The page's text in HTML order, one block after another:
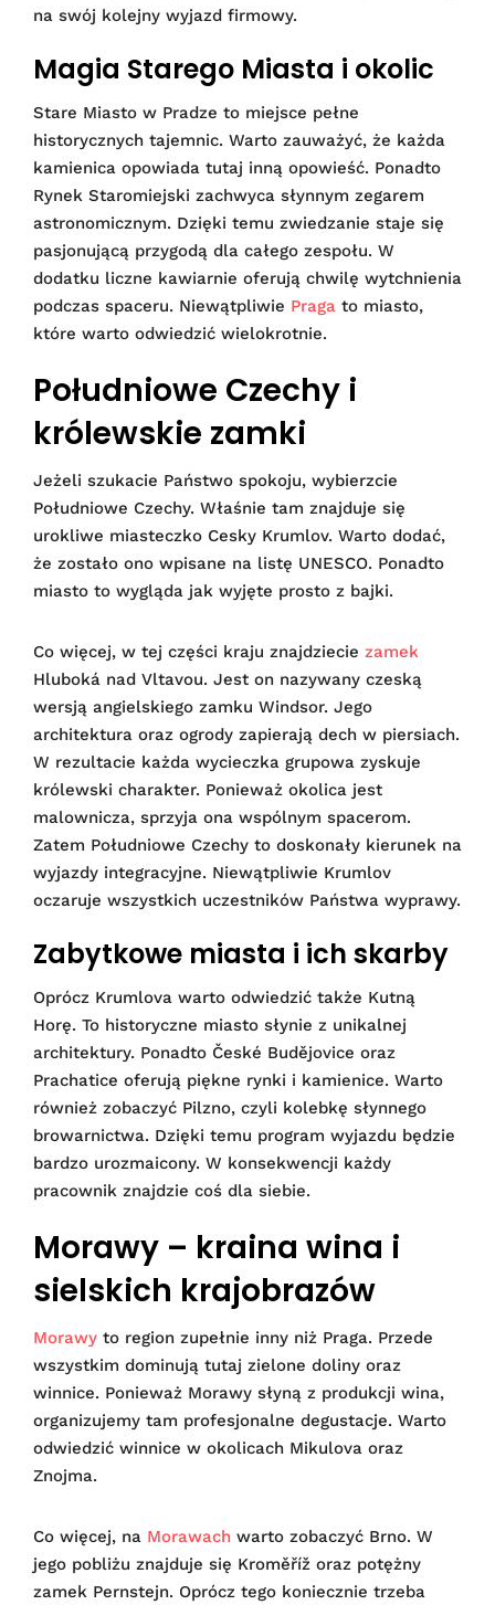
na swój kolejny wyjazd firmowy.
Magia Starego Miasta i okolic
Stare Miasto w Pradze to miejsce pełne
historycznych tajemnic. Warto zauważyć, że każda
kamienica opowiada tutaj inną opowieść. Ponadto
Rynek Staromiejski zachwyca słynnym zegarem
astronomicznym. Dzięki temu zwiedzanie staje się
pasjonującą przygodą dla całego zespołu. W
dodatku liczne kawiarnie oferują chwilę wytchnienia
podczas spaceru. Niewątpliwie Praga to miasto,
które warto odwiedzić wielokrotnie.
Południowe Czechy i
królewskie zamki
Jeżeli szukacie Państwo spokoju, wybierzcie
Południowe Czechy. Właśnie tam znajduje się
urokliwe miasteczko Cesky Krumlov. Warto dodać,
że zostało ono wpisane na listę UNESCO. Ponadto
miasto to wygląda jak wyjęte prosto z bajki.
Co więcej, w tej części kraju znajdziecie zamek
Hluboká nad Vltavou. Jest on nazywany czeską
wersją angielskiego zamku Windsor. Jego
architektura oraz ogrody zapierają dech w piersiach.
W rezultacie każda wycieczka grupowa zyskuje
królewski charakter. Ponieważ okolica jest
malownicza, sprzyja ona wspólnym spacerom.
Zatem Południowe Czechy to doskonały kierunek na
wyjazdy integracyjne. Niewątpliwie Krumlov
oczaruje wszystkich uczestników Państwa wyprawy.
Zabytkowe miasta i ich skarby
Oprócz Krumlova warto odwiedzić także Kutną
Horę. To historyczne miasto słynie z unikalnej
architektury. Ponadto České Budějovice oraz
Prachatice oferują piękne rynki i kamienice. Warto
również zobaczyć Pilzno, czyli kolebkę słynnego
browarnictwa. Dzięki temu program wyjazdu będzie
bardzo urozmaicony. W konsekwencji każdy
pracownik znajdzie coś dla siebie.
Morawy – kraina wina i
sielskich krajobrazów
Morawy to region zupełnie inny niż Praga. Przede
wszystkim dominują tutaj zielone doliny oraz
winnice. Ponieważ Morawy słyną z produkcji wina,
organizujemy tam profesjonalne degustacje. Warto
odwiedzić winnice w okolicach Mikulova oraz
Znojma.
Co więcej, na Morawach warto zobaczyć Brno. W
jego pobliżu znajduje się Kroměříž oraz potężny
zamek Pernstejn. Oprócz tego koniecznie trzeba